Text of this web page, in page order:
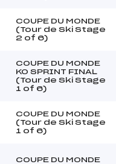
COUPE DU MONDE
(Tour de Ski Stage
2 of 6)
COUPE DU MONDE
KO SPRINT FINAL
(Tour de Ski Stage
1 of 6)
COUPE DU MONDE
(Tour de Ski Stage
1 of 6)
COUPE DU MONDE